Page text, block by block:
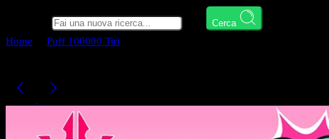
Cerca
Home Puff 100000 Tiri